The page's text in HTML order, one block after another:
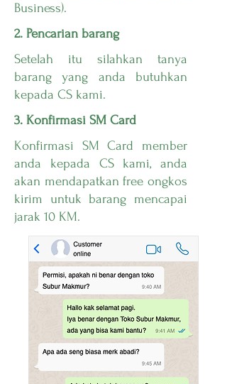
Business).
2. Pencarian barang
Setelah itu silahkan tanya
barang yang anda butuhkan
kepada CS kami.
3. Konfirmasi SM Card
Konfirmasi SM Card member
anda kepada CS kami, anda
akan mendapatkan free ongkos
kirim untuk barang mencapai
jarak 10 KM.